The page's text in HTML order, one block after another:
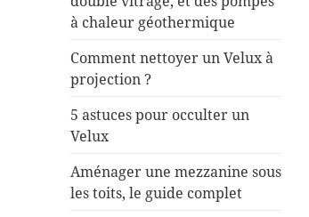
à chaleur géothermique
Comment nettoyer un Velux à
projection ?
5 astuces pour occulter un
Velux
Aménager une mezzanine sous
les toits, le guide complet